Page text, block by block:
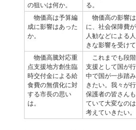
の狙いは何か。
る。
物価高は予算編
成に影響はあった
か。
物価高の影響は
に、社会保障費
人勧などによる
きな影響を受け
物価高騰対応重
点支援地方創生臨
時交付金による給
食費の無償化に対
する市長の思い
は。
これまでも段階
支援として国が
中で国が一歩踏
きたい。我々が
保護者の皆さん
ていて大変なの
考えていきたい。